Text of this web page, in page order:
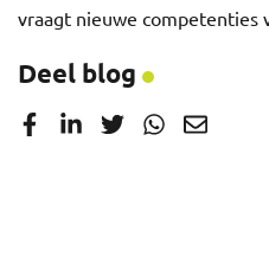
vraagt nieuwe competenties
Deel blog